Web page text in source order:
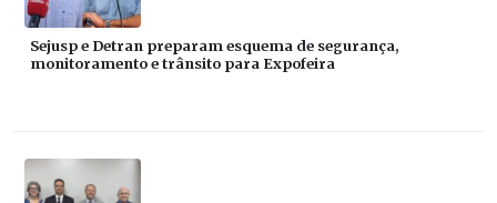
Sejusp e Detran preparam esquema de segurança,
monitoramento e trânsito para Expofeira